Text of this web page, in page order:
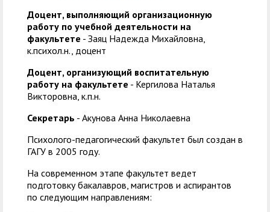
Доцент, выполняющий организационную
работу по учебной деятельности на
факультете - Заяц Надежда Михайловна,
к.психол.н., доцент
Доцент, организующий воспитательную
работу на факультете - Кергилова Наталья
Викторовна, к.п.н.
Секретарь - Акунова Анна Николаевна
Психолого-педагогический факультет был создан в
ГАГУ в 2005 году.
На современном этапе факультет ведет
подготовку бакалавров, магистров и аспирантов
по следующим направлениям: